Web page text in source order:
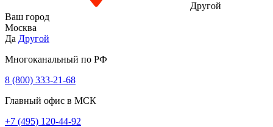
Другой
Ваш город
Москва
Да Другой
Многоканальный по РФ
8 (800) 333‑21-68
Главный офис в МСК
+7 (495) 120-44-92